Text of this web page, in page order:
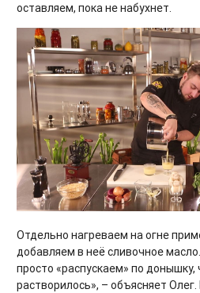
оставляем, пока не набухнет.
Отдельно нагреваем на огне
добавляем в неё сливочное
просто «распускаем» по донышку,
растворилось», – объясняет